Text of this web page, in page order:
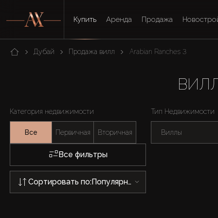
Купить Аренда Продажа
Дубай Продажа вилл Arabian Ranches 3
Категория недвижимости
Все Первичная Вторичная
Тип Недвижимости
Виллы
Все фильтры
Сортировать по: Популярности